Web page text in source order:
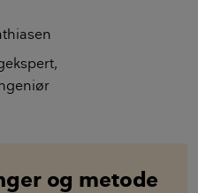
og metode